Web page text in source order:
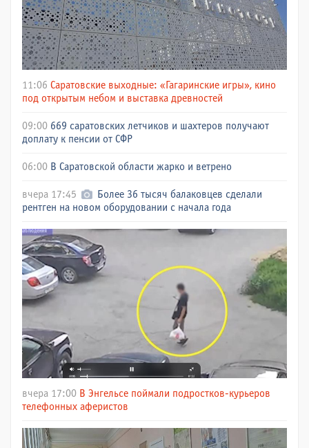
11:06 Саратовские выходные: «Гагаринские игры», кино
под открытым небом и выставка древностей
09:00 669 саратовских летчиков и шахтеров получают
доплату к пенсии от СФР
06:00 В Саратовской области жарко и ветрено
вчера 17:45
Более 36 тысяч балаковцев сделали
рентген на новом оборудовании с начала года
вчера 17:00 В Энгельсе поймали подростков-курьеров
телефонных аферистов